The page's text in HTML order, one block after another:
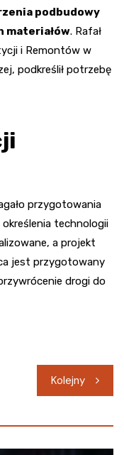
podbudowy
materiałów. Rafał
i Remontów w
podkreślił potrzebę
przygotowania
technologii
a projekt
jest przygotowany
drogi do
Kolejny